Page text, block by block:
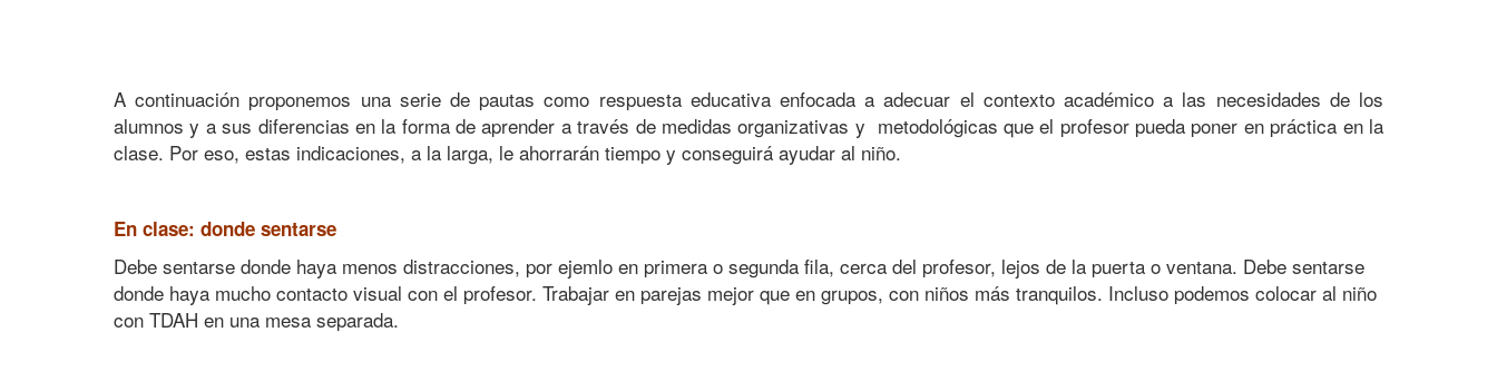
A continuación proponemos una serie de pautas como respuesta educativa enfocada a adecuar el contexto académico a las necesidades de los
alumnos y a sus diferencias en la forma de aprender a través de medidas organizativas y metodológicas que el profesor pueda poner en práctica en la
clase. Por eso, estas indicaciones, a la larga, le ahorrarán tiempo y conseguirá ayudar al niño.
En clase: donde sentarse
Debe sentarse donde haya menos distracciones, por ejemlo en primera o segunda fila, cerca del profesor, lejos de la puerta o ventana. Debe sentarse
donde haya mucho contacto visual con el profesor. Trabajar en parejas mejor que en grupos, con niños más tranquilos. Incluso podemos colocar al niño
con TDAH en una mesa separada.